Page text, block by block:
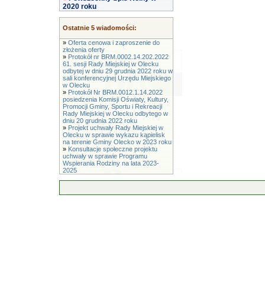
2020 roku
Ostatnie 5 wiadomości:
» Oferta cenowa i zaproszenie do
złożenia oferty
» Protokół nr BRM.0002.14.202.2022
61. sesji Rady Miejskiej w Olecku
odbytej w dniu 29 grudnia 2022 roku w
sali konferencyjnej Urzędu Miejskiego
w Olecku
» Protokół Nr BRM.0012.1.14.2022
posiedzenia Komisji Oświaty, Kultury,
Promocji Gminy, Sportu i Rekreacji
Rady Miejskiej w Olecku odbytego w
dniu 20 grudnia 2022 roku
» Projekt uchwały Rady Miejskiej w
Olecku w sprawie wykazu kąpielisk
na terenie Gminy Olecko w 2023 roku
» Konsultacje społeczne projektu
uchwały w sprawie Programu
Wspierania Rodziny na lata 2023-
2025